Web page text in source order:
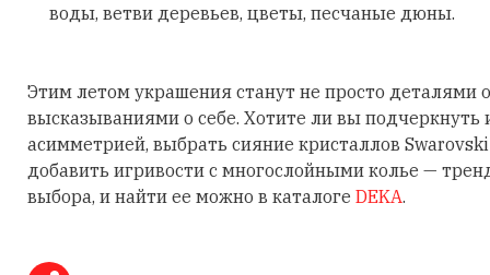
воды, ветви деревьев, цветы, песчаные дюны.
Этим летом украшения станут не просто деталями
высказываниями о себе. Хотите ли вы подчеркнуть
асимметрией, выбрать сияние кристаллов
добавить игривости с многослойными колье —
выбора, и найти ее можно в каталоге DEKA.